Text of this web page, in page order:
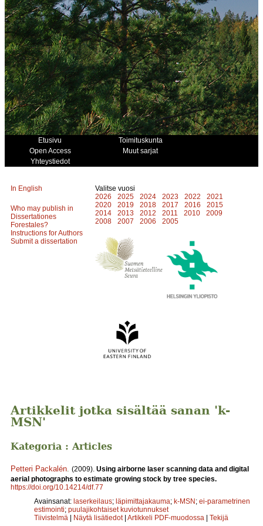
Etusivu
Toimituskunta
Open Access
Muut sarjat
Yhteystiedot
In English
Who may publish in
Dissertationes
Forestales?
Instructions for Authors
Submit a dissertation
Valitse vuosi
2026
2025 2024 2023 2022
2021
2020
2019 2018 2017 2016
2015
2014
2013 2012 2011 2010
2009
2008
2007 2006 2005
Artikkelit jotka sisältää sanan 'k-
MSN'
Kategoria : Articles
Petteri Packalén (2009). Using airborne laser scanning data and digital
aerial photographs to estimate growing stock by tree species.
https://doi.org/10.14214/df.77
Avainsanat: laserkeilaus; läpimittajakauma; k-MSN; ei-parametrinen
estimointi; puulajikohtaiset kuviotunnukset
Tiivistelmä | Näytä lisätiedot | Artikkeli PDF-muodossa | Tekijä